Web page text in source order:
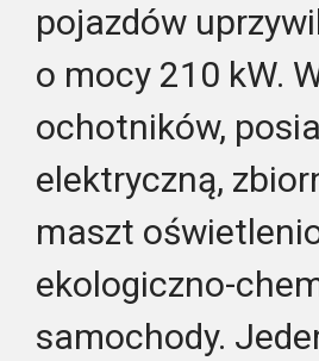
pojazdów
o mocy 210 kW.
ochotników,
elektryczną,
maszt
ekologiczno-
samochody.